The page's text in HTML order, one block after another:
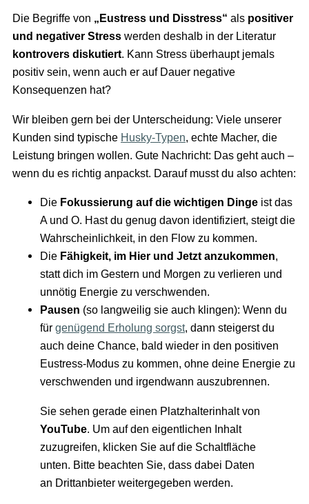
Die Begriffe von „Eustress und Disstress“ als positiver
und negativer Stress werden deshalb in der Literatur
kontrovers diskutiert. Kann Stress überhaupt jemals
positiv sein, wenn auch er auf Dauer negative
Konsequenzen hat?
Wir bleiben gern bei der Unterscheidung: Viele unserer
Kunden sind typische Husky-Typen, echte Macher, die
Leistung bringen wollen. Gute Nachricht: Das geht auch –
wenn du es richtig anpackst. Darauf musst du also achten:
Die Fokussierung auf die wichtigen Dinge ist das
A und O. Hast du genug davon identifiziert, steigt die
Wahrscheinlichkeit, in den Flow zu kommen.
Die Fähigkeit, im Hier und Jetzt anzukommen,
statt dich im Gestern und Morgen zu verlieren und
unnötig Energie zu verschwenden.
Pausen (so langweilig sie auch klingen): Wenn du
für genügend Erholung sorgst, dann steigerst du
auch deine Chance, bald wieder in den positiven
Eustress-Modus zu kommen, ohne deine Energie zu
verschwenden und irgendwann auszubrennen.
Sie sehen gerade einen Platzhalterinhalt von
YouTube . Um auf den eigentlichen Inhalt
zuzugreifen, klicken Sie auf die Schaltfläche
unten. Bitte beachten Sie, dass dabei Daten
an Drittanbieter weitergegeben werden.